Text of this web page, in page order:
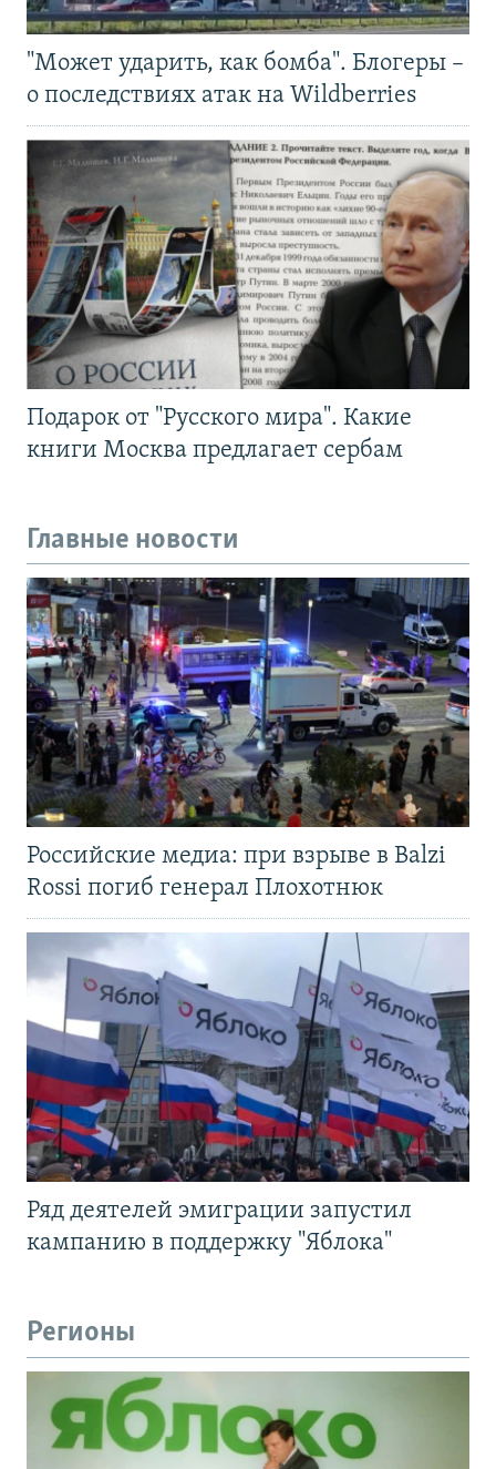
"Может ударить, как бомба". Блогеры –
о последствиях атак на Wildberries
Подарок от "Русского мира". Какие
книги Москва предлагает сербам
Главные новости
Российские медиа: при взрыве в Balzi
Rossi погиб генерал Плохотнюк
Ряд деятелей эмиграции запустил
кампанию в поддержку "Яблока"
Регионы